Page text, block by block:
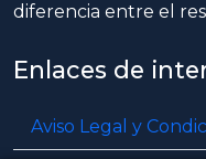
diferencia entre el
Enlaces de
Aviso Legal y